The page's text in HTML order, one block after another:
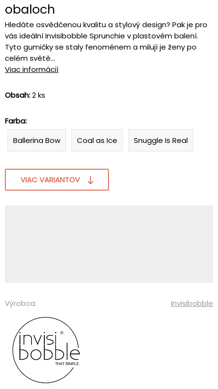
obaloch
Hledáte osvědčenou kvalitu a stylový design? Pak je pro
vás ideální Invisibobble Sprunchie v plastovém balení.
Tyto gumičky se staly fenoménem a milují je ženy po
celém světě...
Viac informácií
Obsah:2 ks
Farba:
Ballerina Bow
Coal as Ice Snuggle Is Real
VIAC VARIANTOV
Výrobca: Invisibobble